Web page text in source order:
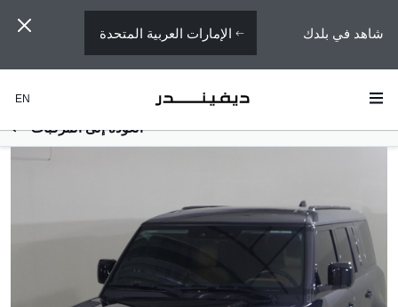
شاهد في بلدك الإمارات العربية المتحدة
EN
العودة إلى المركبات